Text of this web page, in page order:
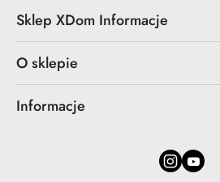
Sklep XDom Informacje
O sklepie
Informacje